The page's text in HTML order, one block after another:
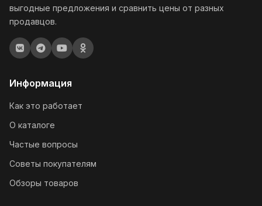
выгодные предложения и сравнить цены от разных
продавцов.
Информация
Как это работает
О каталоге
Частые вопросы
Советы покупателям
Обзоры товаров